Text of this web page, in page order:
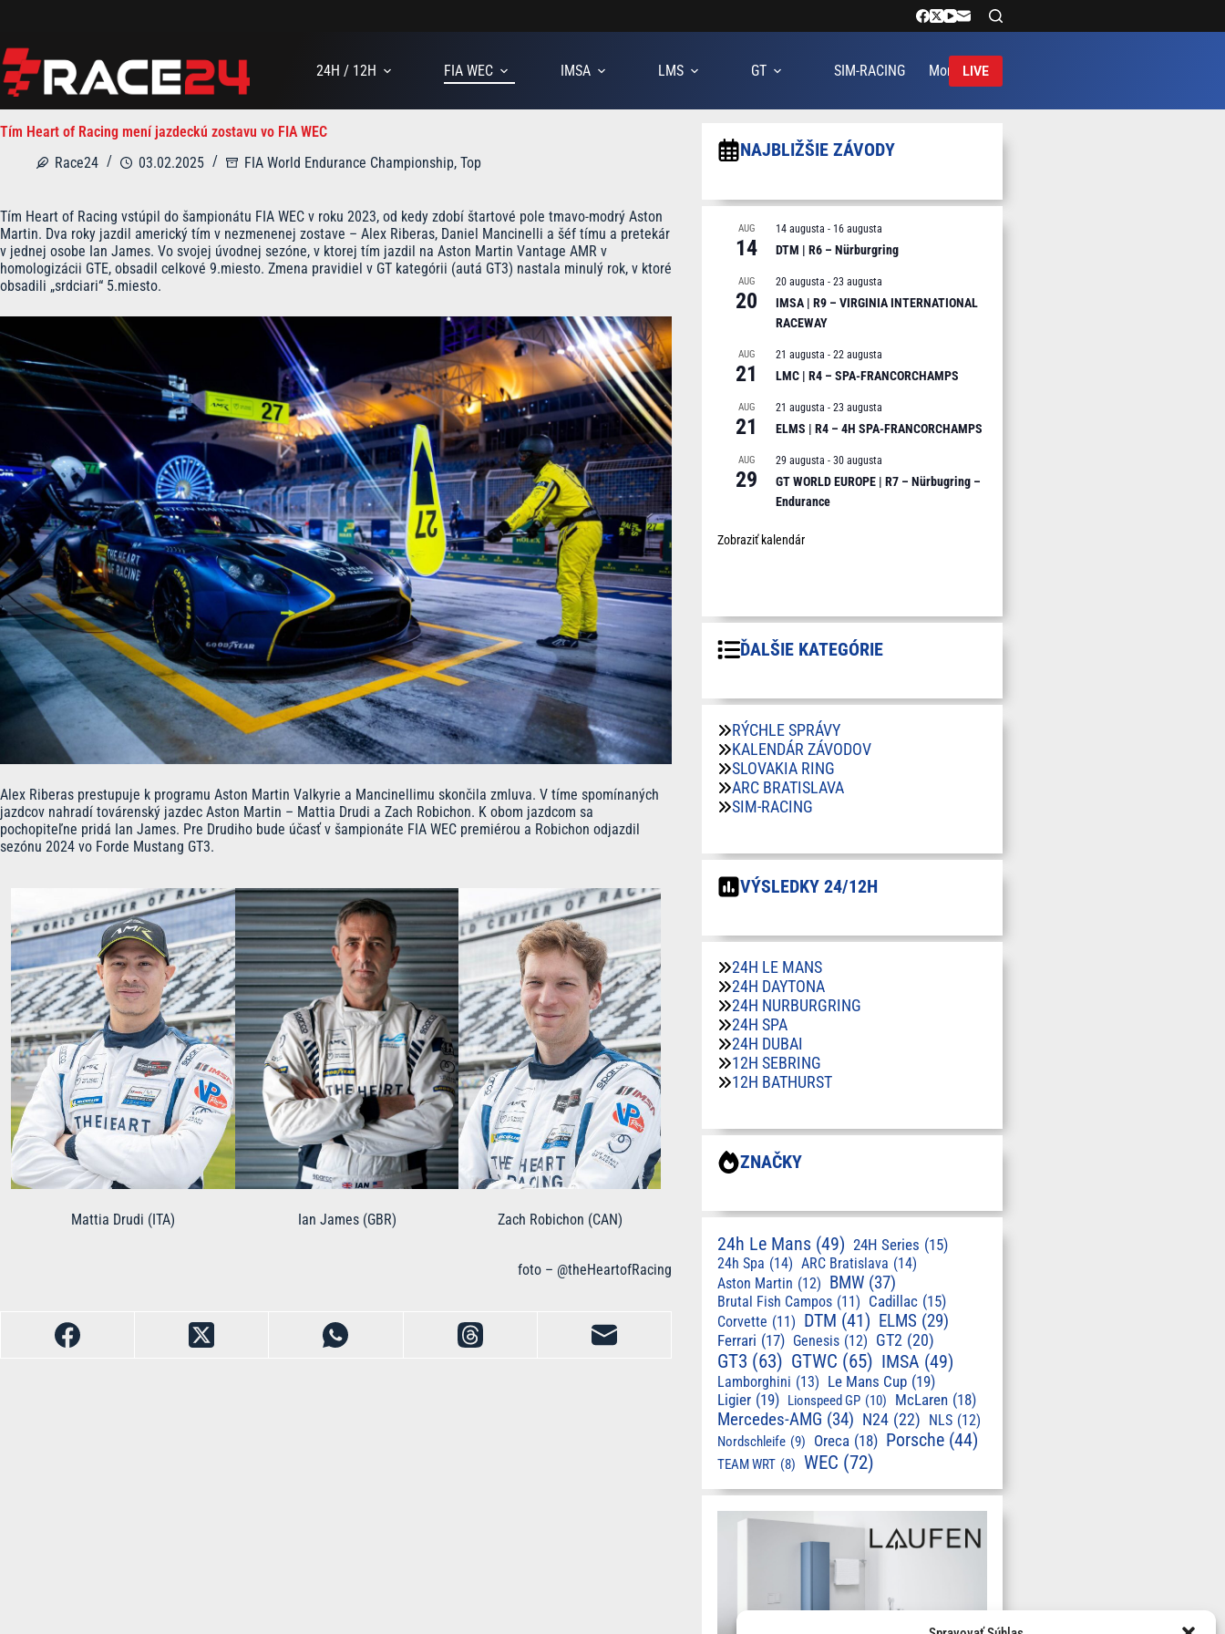
24H / 12H
FIA WEC IMSA LMS GT SIM-RACING More LIVE
Tím Heart of Racing mení jazdeckú zostavu vo FIA WEC
Race24
03.02.2025 FIA World Endurance Championship, Top
Tím Heart of Racing vstúpil do šampionátu FIA WEC v roku 2023, od kedy zdobí štartové pole tmavo-modrý Aston
Martin. Dva roky jazdil americký tím v nezmenenej zostave – Alex Riberas, Daniel Mancinelli a šéf tímu a pretekár
v jednej osobe Ian James. Vo svojej úvodnej sezóne, v ktorej tím jazdil na Aston Martin Vantage AMR v
homologizácii GTE, obsadil celkové 9.miesto. Zmena pravidiel v GT kategórii (autá GT3) nastala minulý rok, v ktoré
obsadili „srdciari“ 5.miesto.
Alex Riberas prestupuje k programu Aston Martin Valkyrie a Mancinellimu skončila zmluva. V tíme spomínaných
jazdcov nahradí továrenský jazdec Aston Martin – Mattia Drudi a Zach Robichon. K obom jazdcom sa
pochopiteľne pridá Ian James. Pre Drudiho bude účasť v šampionáte FIA WEC premiérou a Robichon odjazdil
sezónu 2024 vo Forde Mustang GT3.
Mattia Drudi (ITA) Ian James (GBR) Zach Robichon (CAN)
foto – @theHeartofRacing
NAJBLIŽŠIE ZÁVODY
AUG
14
14 augusta - 16 augusta
DTM | R6 – Nürburgring
AUG
20
20 augusta - 23 augusta
IMSA | R9 – VIRGINIA INTERNATIONAL
RACEWAY
AUG
21
21 augusta - 22 augusta
LMC | R4 – SPA-FRANCORCHAMPS
AUG
21
21 augusta - 23 augusta
ELMS | R4 – 4H SPA-FRANCORCHAMPS
AUG
29
29 augusta - 30 augusta
GT WORLD EUROPE | R7 – Nürbugring –
Endurance
Zobraziť kalendár
ĎALŠIE KATEGÓRIE
RÝCHLE SPRÁVY
KALENDÁR ZÁVODOV
SLOVAKIA RING
ARC BRATISLAVA
SIM-RACING
VÝSLEDKY 24/12H
24H LE MANS
24H DAYTONA
24H NURBURGRING
24H SPA
24H DUBAI
12H SEBRING
12H BATHURST
ZNAČKY
24h Le Mans (49) 24H Series (15)
24h Spa (14) ARC Bratislava (14)
Aston Martin (12) BMW (37)
Brutal Fish Campos (11) Cadillac (15)
Corvette (11) DTM (41) ELMS (29)
Ferrari (17) Genesis (12) GT2 (20)
GT3 (63) GTWC (65) IMSA (49)
Lamborghini (13) Le Mans Cup (19)
Ligier (19) Lionspeed GP (10) McLaren (18)
Mercedes-AMG (34) N24 (22) NLS (12)
Nordschleife (9) Oreca (18) Porsche (44)
TEAM WRT (8) WEC (72)